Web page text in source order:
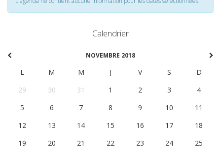
Calendrier
NOVEMBRE 2018
L M M J V S
D
29
30 31 1 2 3
4
5
6 7 8 9 10
11
12
13 14 15 16 17
18
19
20 21 22 23 24
25